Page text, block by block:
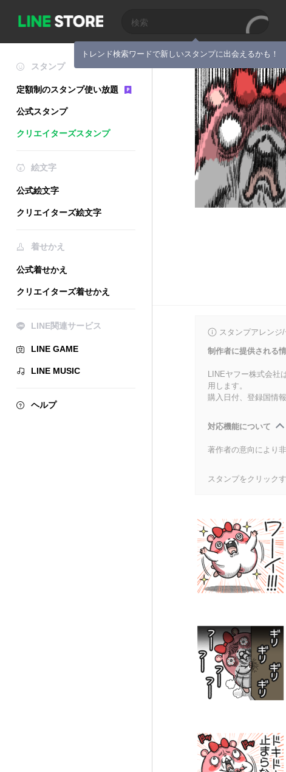
トレンド検索ワードで新しいスタンプに出会えるかも！
スタンプ
定額制のスタンプ使い放題
公式スタンプ
クリエイターズスタンプ
絵文字
公式絵文字
クリエイターズ絵文字
着せかえ
公式着せかえ
クリエイターズ着せかえ
LINE関連サービス
LINE GAME
LINE MUSIC
ヘルプ
スタンプアレンジ
制作者に提供される
LINEヤフー株式会社
用します。
購入日付、登録国情
対応機能について
著作者の意向により
スタンプをクリック